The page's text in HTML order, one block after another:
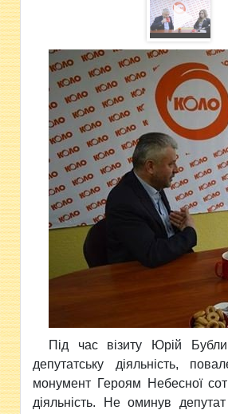
Під час візиту Юрій
депутатську діяльність,
монумент Героям Небесної
діяльність. Не оминув депутат